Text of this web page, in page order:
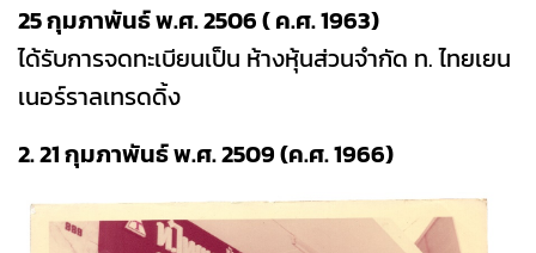
25 กุมภาพันธ์ พ.ศ. 2506 ( ค.ศ. 1963)
ได้รับการจดทะเบียนเป็น ห้างหุ้นส่วนจำกัด ท. ไทยเยน
เนอร์ราลเทรดดิ้ง
2. 21 กุมภาพันธ์ พ.ศ. 2509 (ค.ศ. 1966)